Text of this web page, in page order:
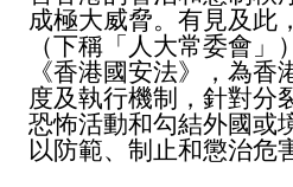
成極大威脅。有見及此
（下稱「人大常委會
《香港國安法》，為
度及執行機制，針對分
恐怖活動和勾結外國或
以防範、制止和懲治危